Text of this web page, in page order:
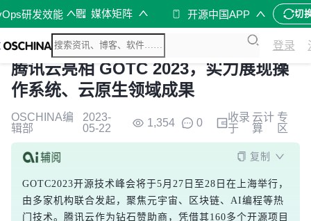
研发效能 媒体矩阵 开源中国APP 切
登录
腾讯云亮相 GOTC 2023，实力展现操
作系统、云原生领域成果
OSCHINA编
辑部
2023-
05-22
1,354 0
收录
于
云计
算
专
区
复制
GOTC2023开源技术峰会将于5月27日至28日在上海举行，
由多家机构联合发起，聚焦元宇宙、区块链、AI编程等热
门技术。腾讯云作为钻石赞助商，凭借其160多个开源项目